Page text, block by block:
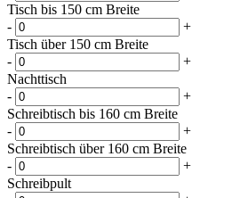
Tisch bis 150 cm Breite
-
+
Tisch über 150 cm Breite
-
+
Nachttisch
-
+
Schreibtisch bis 160 cm Breite
-
+
Schreibtisch über 160 cm Breite
-
+
Schreibpult